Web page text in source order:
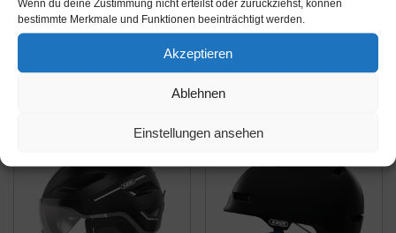
Wenn du deine Zustimmung nicht erteilst oder zurückziehst, können
bestimmte Merkmale und Funktionen beeinträchtigt werden.
Akzeptieren
Ablehnen
Einstellungen ansehen
Urban-I 3.0 -
Rücklicht, Schirm und
Hellblau, Größe M
Macator - sportiver
Einsteiger - auch für
Schwarz Glänzend,